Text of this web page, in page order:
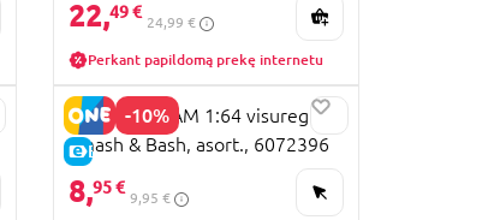
22,49 €
24,99 €
Perkant papildomą prekę internetu
-10%
E-KAINA
MONSTER JAM 1:64 visuregis
Smash & Bash, asort., 6072396
8,95 €
9,95 €